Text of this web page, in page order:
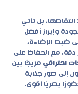
بل تأتي
وإبراز أفضل
ضبط الإضاءة،
دقة، مع الحفاظ على
احترافي مزيجًا بين
إلى صور جذابة
بصريًا أقوى.